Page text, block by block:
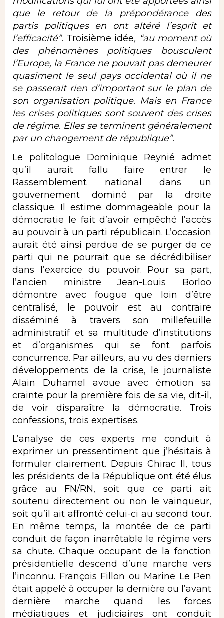
que le retour de la prépondérance des
partis politiques en ont altéré l’esprit et
l’efficacité”. Troisième idée, “au moment où
des phénomènes politiques bousculent
l’Europe, la France ne pouvait pas demeurer
quasiment le seul pays occidental où il ne
se passerait rien d’important sur le plan de
son organisation politique. Mais en France
les crises politiques sont souvent des crises
de régime. Elles se terminent généralement
par un changement de république”.
Le politologue Dominique Reynié admet
qu’il aurait fallu faire entrer le
Rassemblement national dans un
gouvernement dominé par la droite
classique. Il estime dommageable pour la
démocratie le fait d’avoir empêché l’accès
au pouvoir à un parti républicain. L’occasion
aurait été ainsi perdue de se purger de ce
parti qui ne pourrait que se décrédibiliser
dans l’exercice du pouvoir. Pour sa part,
l’ancien ministre Jean-Louis Borloo
démontre avec fougue que loin d’être
centralisé, le pouvoir est au contraire
disséminé à travers son millefeuille
administratif et sa multitude d’institutions
et d’organismes qui se font parfois
concurrence. Par ailleurs, au vu des derniers
développements de la crise, le journaliste
Alain Duhamel avoue avec émotion sa
crainte pour la première fois de sa vie, dit-il,
de voir disparaître la démocratie. Trois
confessions, trois expertises.
L’analyse de ces experts me conduit à
exprimer un pressentiment que j’hésitais à
formuler clairement. Depuis Chirac II, tous
les présidents de la République ont été élus
grâce au FN/RN, soit que ce parti ait
soutenu directement ou non le vainqueur,
soit qu’il ait affronté celui-ci au second tour.
En même temps, la montée de ce parti
conduit de façon inarrêtable le régime vers
sa chute. Chaque occupant de la fonction
présidentielle descend d’une marche vers
l’inconnu. François Fillon ou Marine Le Pen
était appelé à occuper la dernière ou l’avant
dernière marche quand les forces
médiatiques et judiciaires ont conduit